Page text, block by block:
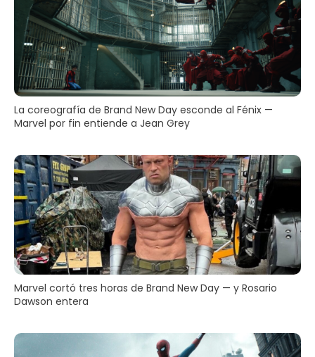
La coreografía de Brand New Day esconde al Fénix —
Marvel por fin entiende a Jean Grey
Marvel cortó tres horas de Brand New Day — y Rosario
Dawson entera